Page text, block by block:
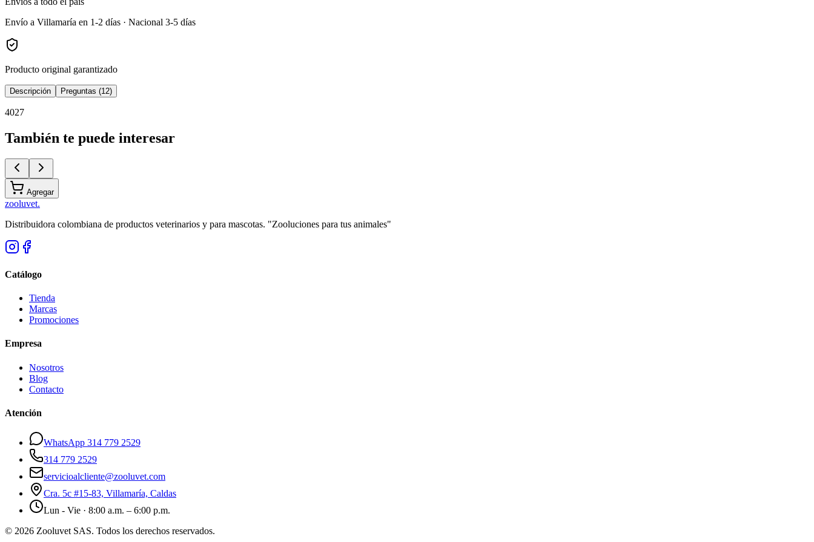
Envío a Villamaría en 1-2 días · Nacional 3-5 días
Producto original garantizado
Descripción Preguntas (12)
4027
También te puede interesar
Agregar
zooluvet.
Distribuidora colombiana de productos veterinarios y para mascotas. "Zooluciones para tus animales"
Catálogo
Tienda
Marcas
Promociones
Empresa
Nosotros
Blog
Contacto
Atención
WhatsApp 314 779 2529
314 779 2529
servicioalcliente@zooluvet.com
Cra. 5c #15-83, Villamaría, Caldas
Lun - Vie · 8:00 a.m. – 6:00 p.m.
© 2026 Zooluvet SAS. Todos los derechos reservados.